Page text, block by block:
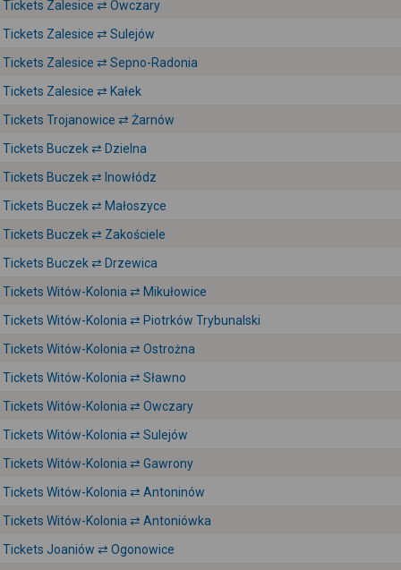
Tickets Zalesice ⇄ Owczary
Tickets Zalesice ⇄ Sulejów
Tickets Zalesice ⇄ Sepno-Radonia
Tickets Zalesice ⇄ Kałek
Tickets Trojanowice ⇄ Żarnów
Tickets Buczek ⇄ Dzielna
Tickets Buczek ⇄ Inowłódz
Tickets Buczek ⇄ Małoszyce
Tickets Buczek ⇄ Zakościele
Tickets Buczek ⇄ Drzewica
Tickets Witów-Kolonia ⇄ Mikułowice
Tickets Witów-Kolonia ⇄ Piotrków Trybunalski
Tickets Witów-Kolonia ⇄ Ostrożna
Tickets Witów-Kolonia ⇄ Sławno
Tickets Witów-Kolonia ⇄ Owczary
Tickets Witów-Kolonia ⇄ Sulejów
Tickets Witów-Kolonia ⇄ Gawrony
Tickets Witów-Kolonia ⇄ Antoninów
Tickets Witów-Kolonia ⇄ Antoniówka
Tickets Joaniów ⇄ Ogonowice